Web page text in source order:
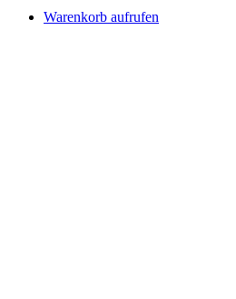
Warenkorb aufrufen